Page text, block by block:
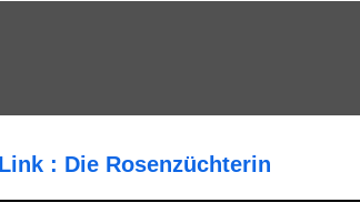
: Die Rosenzüchterin